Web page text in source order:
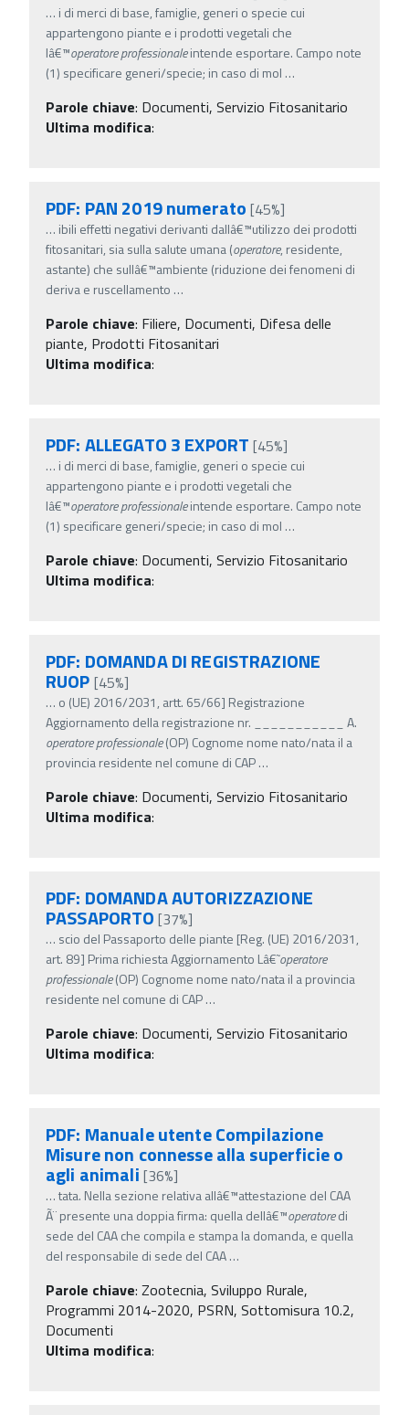
… i di merci di base, famiglie, generi o specie cui
appartengono piante e i prodotti vegetali che
lâ€™operatoreprofessionaleintende esportare. Campo note
(1) specificare generi/specie; in caso di mol …
Parole chiave: Documenti, Servizio Fitosanitario
Ultima modifica:
PDF: PAN 2019 numerato [45%]
… ibili effetti negativi derivanti dallâ€™utilizzo dei prodotti
fitosanitari, sia sulla salute umana (operatore, residente,
astante) che sullâ€™ambiente (riduzione dei fenomeni di
deriva e ruscellamento …
Parole chiave: Filiere, Documenti, Difesa delle
piante, Prodotti Fitosanitari
Ultima modifica:
PDF: ALLEGATO 3 EXPORT [45%]
… i di merci di base, famiglie, generi o specie cui
appartengono piante e i prodotti vegetali che
lâ€™operatoreprofessionaleintende esportare. Campo note
(1) specificare generi/specie; in caso di mol …
Parole chiave: Documenti, Servizio Fitosanitario
Ultima modifica:
PDF: DOMANDA DI REGISTRAZIONE
RUOP [45%]
… o (UE) 2016/2031, artt. 65/66] Registrazione
Aggiornamento della registrazione nr. ___________ A.
operatoreprofessionale(OP) Cognome nome nato/nata il a
provincia residente nel comune di CAP…
Parole chiave: Documenti, Servizio Fitosanitario
Ultima modifica:
PDF: DOMANDA AUTORIZZAZIONE
PASSAPORTO [37%]
… scio del Passaporto delle piante [Reg. (UE) 2016/2031,
art. 89] Prima richiesta Aggiornamento Lâ€˜operatore
professionale(OP) Cognome nome nato/nata il a provincia
residente nel comune di CAP…
Parole chiave: Documenti, Servizio Fitosanitario
Ultima modifica:
PDF: Manuale utente Compilazione
Misure non connesse alla superficie o
agli animali [36%]
…tata. Nella sezione relativa allâ€™attestazione del CAA
Ã¨ presente una doppia firma: quella dellâ€™operatoredi
sede del CAA che compila e stampa la domanda, e quella
del responsabile di sede del CAA…
Parole chiave: Zootecnia, Sviluppo Rurale,
Programmi 2014-2020, PSRN, Sottomisura 10.2,
Documenti
Ultima modifica: